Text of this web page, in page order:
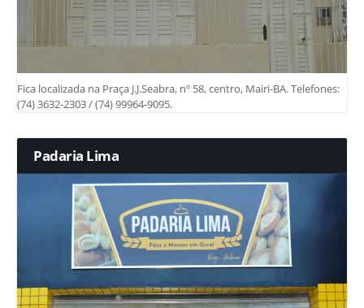
Fica localizada na Praça J.J.Seabra, nº 58, centro, Mairi-BA. Telefones:
(74) 3632-2303 / (74) 99964-9095.
Padaria Lima